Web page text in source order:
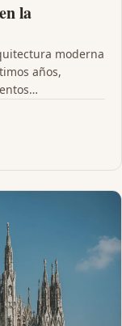
la
moderna
años,